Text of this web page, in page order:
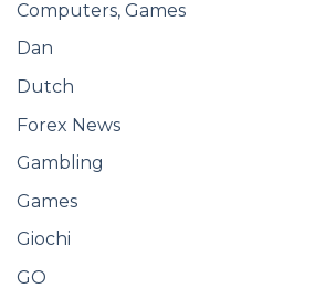
Computers, Games
Dan
Dutch
Forex News
Gambling
Games
Giochi
GO